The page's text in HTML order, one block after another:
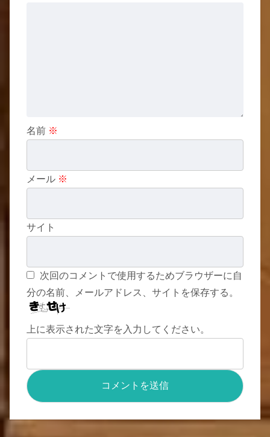
名前 ※
メール ※
サイト
次回のコメントで使用するためブラウザーに自
分の名前、メールアドレス、サイトを保存する。
上に表示された文字を入力してください。